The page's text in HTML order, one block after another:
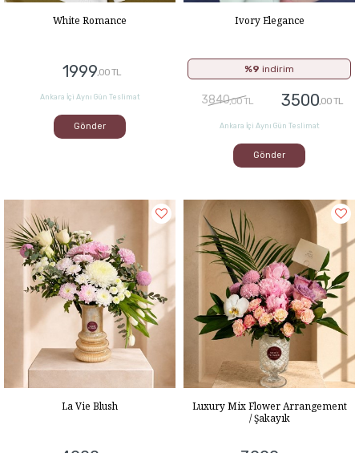
White Romance
1999,00 TL
Ankara İçi Aynı Gün Teslimat
Gönder
Ivory Elegance
%9 indirim
3840,00 TL 3500,00 TL
Ankara İçi Aynı Gün Teslimat
Gönder
La Vie Blush
Luxury Mix Flower Arrangement
/ Şakayık